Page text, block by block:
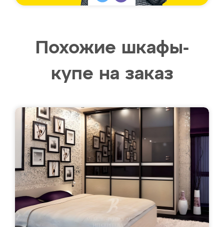
Похожие шкафы-
купе на заказ